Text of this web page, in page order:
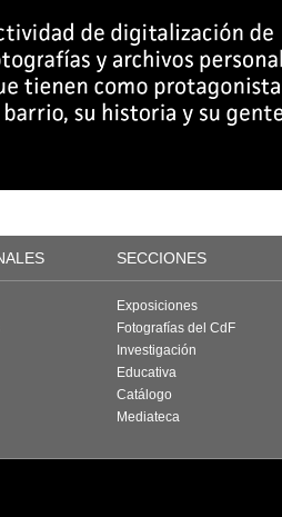
SECCIONES
Exposiciones
Fotografías del CdF
Investigación
Educativa
Catálogo
Mediateca